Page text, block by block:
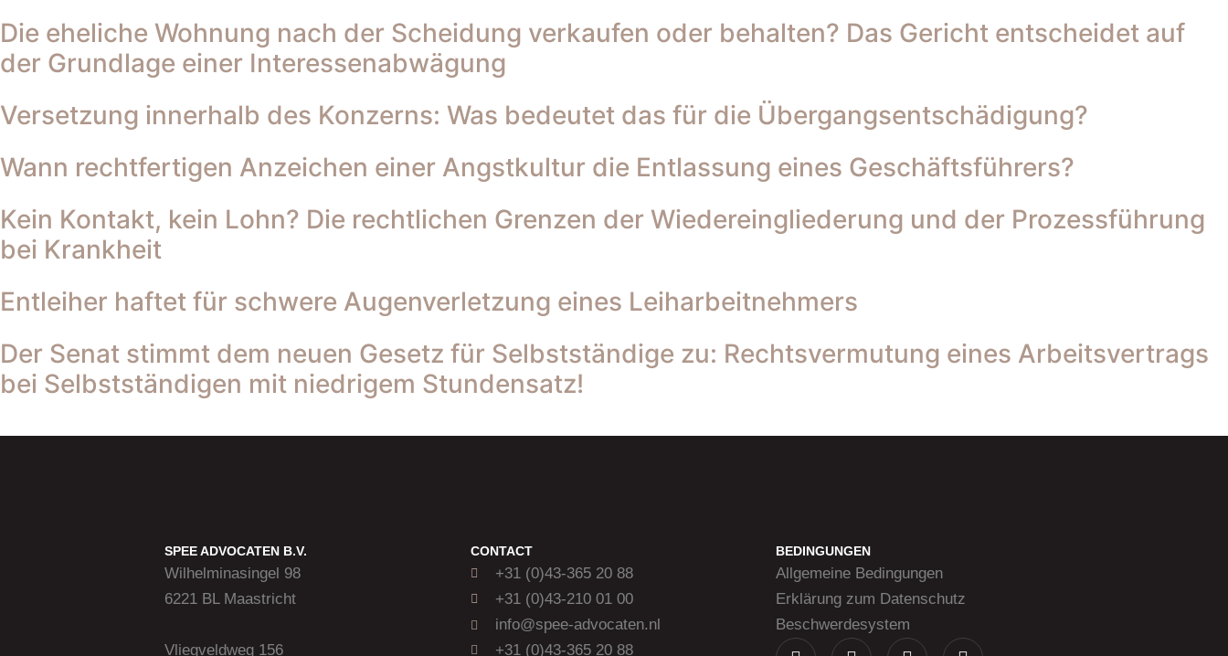
Die eheliche Wohnung nach der Scheidung verkaufen oder behalten? Das Gericht entscheidet auf
der Grundlage einer Interessenabwägung
Versetzung innerhalb des Konzerns: Was bedeutet das für die Übergangsentschädigung?
Wann rechtfertigen Anzeichen einer Angstkultur die Entlassung eines Geschäftsführers?
Kein Kontakt, kein Lohn? Die rechtlichen Grenzen der Wiedereingliederung und der Prozessführung
bei Krankheit
Entleiher haftet für schwere Augenverletzung eines Leiharbeitnehmers
Der Senat stimmt dem neuen Gesetz für Selbstständige zu: Rechtsvermutung eines Arbeitsvertrags
bei Selbstständigen mit niedrigem Stundensatz!
SPEE ADVOCATEN B.V.
Wilhelminasingel 98
6221 BL Maastricht
Vliegveldweg 156
CONTACT
+31 (0)43-365 20 88
+31 (0)43-210 01 00
info@spee-advocaten.nl
+31 (0)43-365 20 88
BEDINGUNGEN
Allgemeine Bedingungen
Erklärung zum Datenschutz
Beschwerdesystem